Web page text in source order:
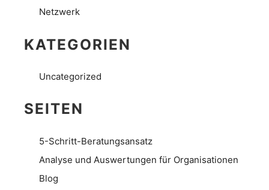
Netzwerk
KATEGORIEN
Uncategorized
SEITEN
5-Schritt-Beratungsansatz
Analyse und Auswertungen für Organisationen
Blog